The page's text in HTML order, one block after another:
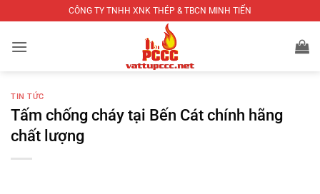
nội
CÔNG TY TNHH XNK THÉP & TBCN MINH TIẾN
TIN TỨC
Tấm chống cháy tại Bến Cát chính hãng
chất lượng